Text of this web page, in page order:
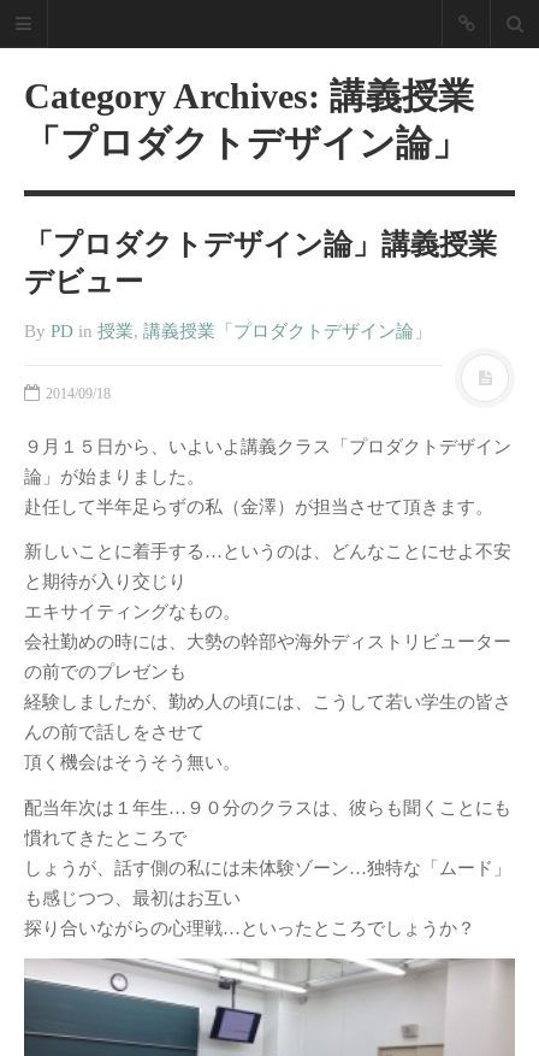
NZPD Nagoya
Zokei Life
Design
「あったらいいな」を実現し
ます！
名古屋造形大学 プロダクトデザイン
ブログ
2025年度卒業制作展振り返り
り
2018年度 愛知県下美術系大学の
卒展を経て
DESIGN STUDY展開催のお知ら
せ
2018年度卒業制作展振り返り
卒展始まりました！
名作椅子を作る3年授業／塗装～
完成
2年生授業
名作椅子を作る3年授業
アルヴァ・アアルト-もうひとつ
の自然
カテゴリー
Santec様との産学連携(10)
ナニコレ奮闘日記(7)
卒業制作(28)
Category Archives: 講義授業
「プロダクトデザイン論」
「プロダクトデザイン論」講義授業
デビュー
By PD in 授業, 講義授業「プロダクトデザイン論」
2014/09/18
９月１５日から、いよいよ講義クラス「プロダクトデザイン
論」が始まりました。
赴任して半年足らずの私（金澤）が担当させて頂きます。
新しいことに着手する…というのは、どんなことにせよ不安
と期待が入り交じり
エキサイティングなもの。
会社勤めの時には、大勢の幹部や海外ディストリビューター
の前でのプレゼンも
経験しましたが、勤め人の頃には、こうして若い学生の皆さ
んの前で話しをさせて
頂く機会はそうそう無い。
配当年次は１年生…９０分のクラスは、彼らも聞くことにも
慣れてきたところで
しょうが、話す側の私には未体験ゾーン…独特な「ムード」
も感じつつ、最初はお互い
探り合いながらの心理戦…といったところでしょうか？